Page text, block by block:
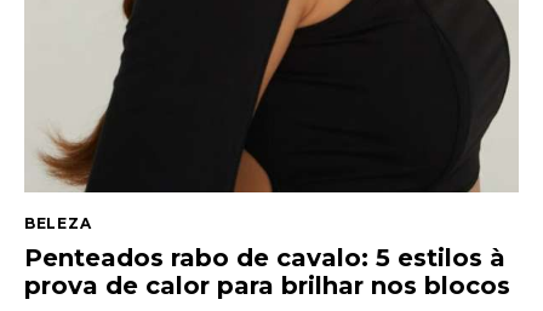
BELEZA
Penteados rabo de cavalo: 5 estilos à
prova de calor para brilhar nos blocos